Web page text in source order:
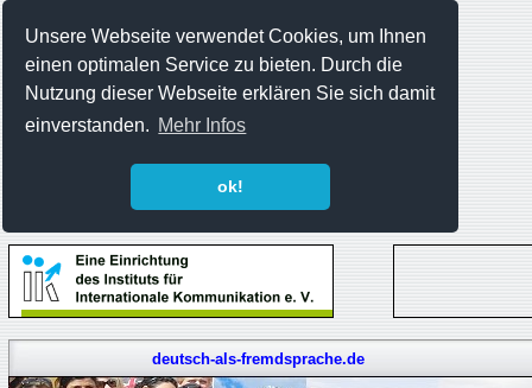
Unsere Webseite verwendet Cookies, um Ihnen
einen optimalen Service zu bieten. Durch die
Nutzung dieser Webseite erklären Sie sich damit
einverstanden. Mehr Infos
ok!
deutsch-als-fremdsprache.de